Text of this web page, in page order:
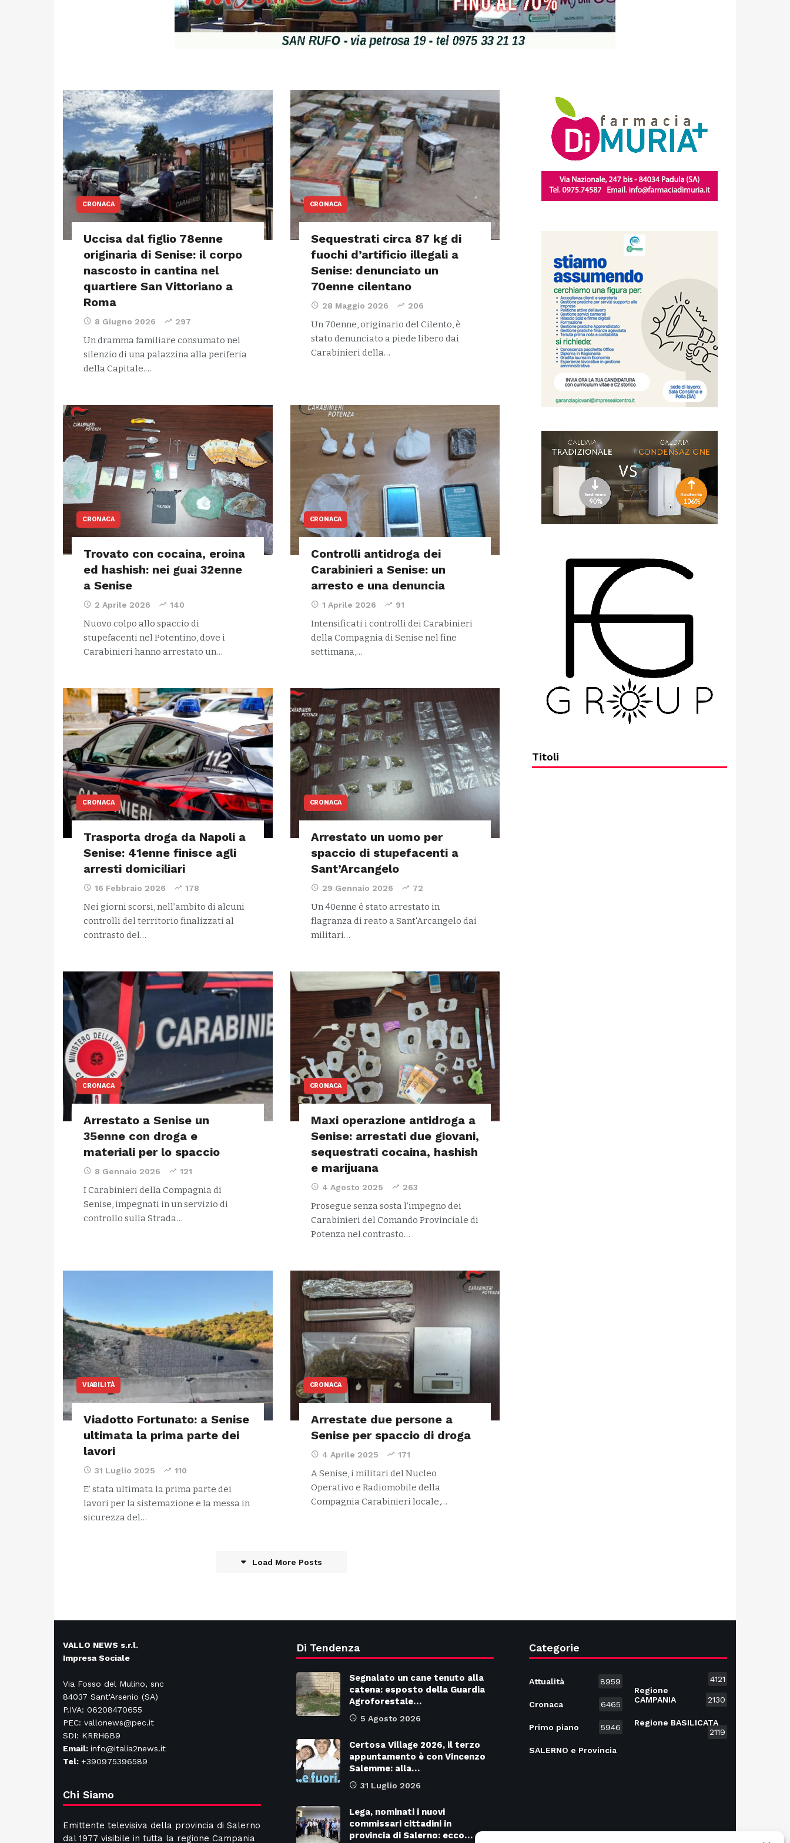
CRONACA
Uccisa dal figlio 78enne
originaria di Senise: il corpo
nascosto in cantina nel
quartiere San Vittoriano a
Roma
8 Giugno 2026 297
Un dramma familiare consumato nel
silenzio di una palazzina alla periferia
della Capitale.…
CRONACA
Sequestrati circa 87 kg di
fuochi d’artificio illegali a
Senise: denunciato un
70enne cilentano
28 Maggio 2026 206
Un 70enne, originario del Cilento, è
stato denunciato a piede libero dai
Carabinieri della…
CRONACA
Trovato con cocaina, eroina
ed hashish: nei guai 32enne
a Senise
2 Aprile 2026 140
Nuovo colpo allo spaccio di
stupefacenti nel Potentino, dove i
Carabinieri hanno arrestato un…
CRONACA
Controlli antidroga dei
Carabinieri a Senise: un
arresto e una denuncia
1 Aprile 2026 91
Intensificati i controlli dei Carabinieri
della Compagnia di Senise nel fine
settimana,…
CRONACA
Trasporta droga da Napoli a
Senise: 41enne finisce agli
arresti domiciliari
16 Febbraio 2026 178
Nei giorni scorsi, nell’ambito di alcuni
controlli del territorio finalizzati al
contrasto del…
CRONACA
Arrestato un uomo per
spaccio di stupefacenti a
Sant’Arcangelo
29 Gennaio 2026 72
Un 40enne è stato arrestato in
flagranza di reato a Sant'Arcangelo dai
militari…
CRONACA
Arrestato a Senise un
35enne con droga e
materiali per lo spaccio
8 Gennaio 2026 121
I Carabinieri della Compagnia di
Senise, impegnati in un servizio di
controllo sulla Strada…
CRONACA
Maxi operazione antidroga a
Senise: arrestati due giovani,
sequestrati cocaina, hashish
e marijuana
4 Agosto 2025 263
Prosegue senza sosta l’impegno dei
Carabinieri del Comando Provinciale di
Potenza nel contrasto…
VIABILITÀ
Viadotto Fortunato: a Senise
ultimata la prima parte dei
lavori
31 Luglio 2025 110
E’ stata ultimata la prima parte dei
lavori per la sistemazione e la messa in
sicurezza del…
CRONACA
Arrestate due persone a
Senise per spaccio di droga
4 Aprile 2025 171
A Senise, i militari del Nucleo
Operativo e Radiomobile della
Compagnia Carabinieri locale,…
Load More Posts
Titoli
VALLO NEWS s.r.l.
Impresa Sociale
Via Fosso del Mulino, snc
84037 Sant'Arsenio (SA)
P.IVA: 06208470655
PEC: vallonews@pec.it
SDI: KRRH6B9
Email: info@italia2news.it
Tel: +390975396589
Chi Siamo
Emittente televisiva della provincia di Salerno
dal 1977 visibile in tutta la regione Campania
Di Tendenza
Segnalato un cane tenuto alla
catena: esposto della Guardia
Agroforestale…
5 Agosto 2026
Certosa Village 2026, il terzo
appuntamento è con Vincenzo
Salemme: alla…
31 Luglio 2026
Lega, nominati i nuovi
commissari cittadini in
provincia di Salerno: ecco…
Categorie
Attualità 8959
Cronaca 6465
Primo piano 5946
SALERNO e Provincia
4121
Regione
CAMPANIA
2130
Regione BASILICATA
2119